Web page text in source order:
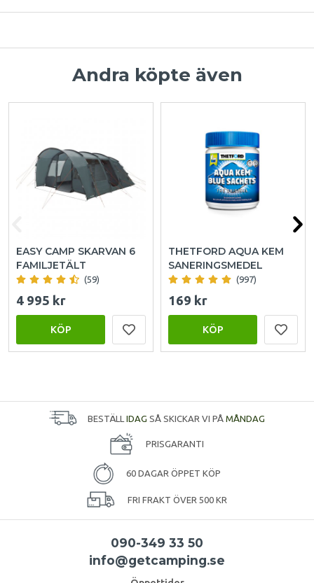
Andra köpte även
EASY CAMP SKARVAN 6
FAMILJETÄLT
(59)
4 995 kr
KÖP
THETFORD AQUA KEM
SANERINGSMEDEL
(997)
169 kr
KÖP
BESTÄLL IDAG SÅ SKICKAR VI PÅ MÅNDAG
PRISGARANTI
60 DAGAR ÖPPET KÖP
FRI FRAKT ÖVER 500 KR
090-349 33 50
info@getcamping.se